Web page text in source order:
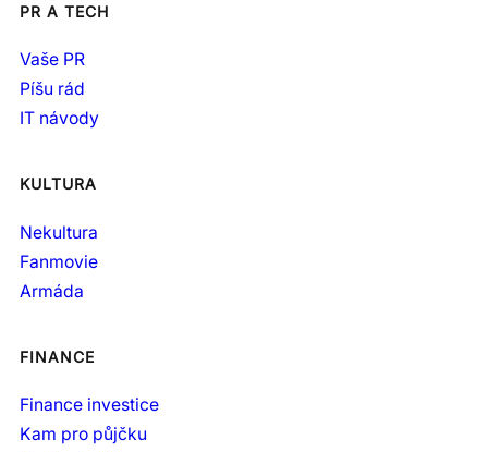
PR A TECH
Vaše PR
Píšu rád
IT návody
KULTURA
Nekultura
Fanmovie
Armáda
FINANCE
Finance investice
Kam pro půjčku